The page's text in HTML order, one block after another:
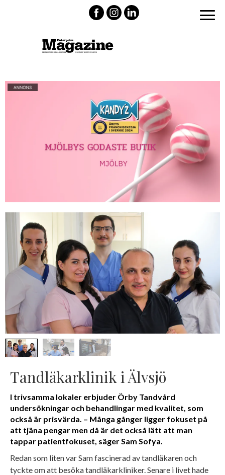
Tandläkarklinik i Älvsjö
I trivsamma lokaler erbjuder Örby Tandvård
undersökningar och behandlingar med kvalitet, som
också är prisvärda. – Många gånger ligger fokuset på
att tjäna pengar men då är det också lätt att man
tappar patientfokuset, säger Sam Sofya.
Redan som liten var Sam fascinerad av tandläkaren och
tyckte om att besöka tandläkarkliniker. Senare i livet hade